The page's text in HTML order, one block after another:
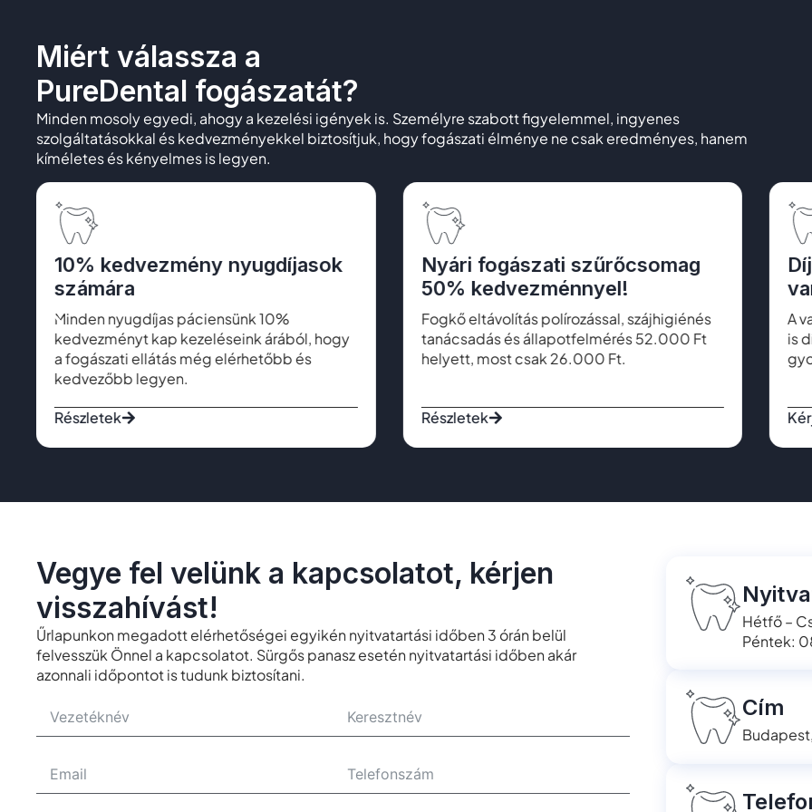
Miért válassza a
PureDental fogászatát?
Minden mosoly egyedi, ahogy a kezelési igények is. Személyre szabott figyelemmel, ingyenes
szolgáltatásokkal és kedvezményekkel biztosítjuk, hogy fogászati élménye ne csak eredményes, hanem
kíméletes és kényelmes is legyen.
10% kedvezmény nyugdíjasok
számára
Minden nyugdíjas páciensünk 10%
kedvezményt kap kezeléseink árából, hogy
a fogászati ellátás még elérhetőbb és
kedvezőbb legyen.
Részletek
Nyári fogászati szűrőcsomag
50% kedvezménnyel!
Fogkő eltávolítás polírozással, szájhigiénés
tanácsadás és állapotfelmérés 52.000 Ft
helyett, most csak 26.000 Ft.
Részletek
A
is
Vegye fel velünk a kapcsolatot, kérjen
visszahívást!
Űrlapunkon megadott elérhetőségei egyikén nyitvatartási időben 3 órán belül
felvesszük Önnel a kapcsolatot. Sürgős panasz esetén nyitvatartási időben akár
azonnali időpontot is tudunk biztosítani.
Hétfő –
Péntek:
Cím